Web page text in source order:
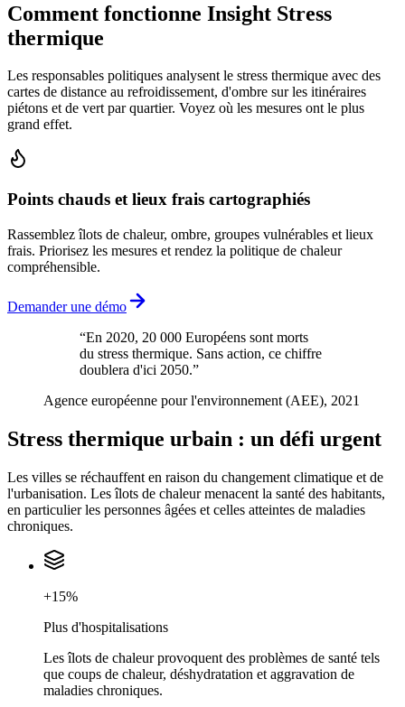
Comment fonctionne Insight Stress
thermique
Les responsables politiques analysent le stress thermique avec des
cartes de distance au refroidissement, d'ombre sur les itinéraires
piétons et de vert par quartier. Voyez où les mesures ont le plus
grand effet.
Points chauds et lieux frais cartographiés
Rassemblez îlots de chaleur, ombre, groupes vulnérables et lieux
frais. Priorisez les mesures et rendez la politique de chaleur
compréhensible.
Demander une démo
“En 2020, 20 000 Européens sont morts
du stress thermique. Sans action, ce chiffre
doublera d'ici 2050.”
Agence européenne pour l'environnement (AEE), 2021
Stress thermique urbain : un défi urgent
Les villes se réchauffent en raison du changement climatique et de
l'urbanisation. Les îlots de chaleur menacent la santé des habitants,
en particulier les personnes âgées et celles atteintes de maladies
chroniques.
+15%
Plus d'hospitalisations
Les îlots de chaleur provoquent des problèmes de santé tels
que coups de chaleur, déshydratation et aggravation de
maladies chroniques.